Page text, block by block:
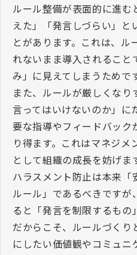
ルール整備が表面的に進む
えた」「発言しづらい」と
とがあります。これは、ル
れないまま導入されること
み」に見えてしまうためです
また、ルールが厳しくな
言ってはいけないのか」に
要な指導やフィードバック
り得ます。これはマネジ
として組織の成長を妨げま
ハラスメント防止は本来
ルール」であるべきです
ると「発言を制限するもの
だからこそ、ルールづく
にしたい価値観やコミュ